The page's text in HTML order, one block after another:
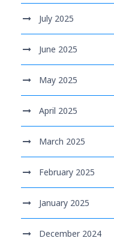
July 2025
June 2025
May 2025
April 2025
March 2025
February 2025
January 2025
December 2024